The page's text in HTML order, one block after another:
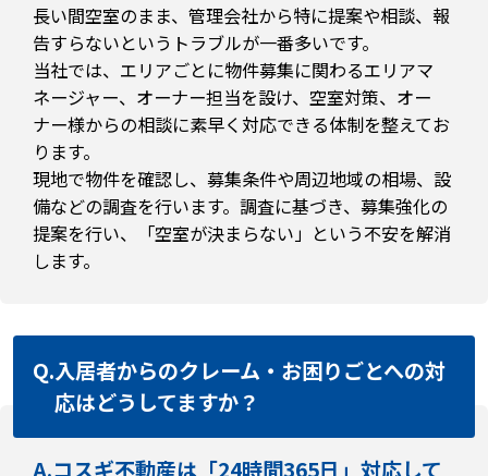
長い間空室のまま、管理会社から特に提案や相談、報
告すらないというトラブルが一番多いです。
当社では、エリアごとに物件募集に関わるエリアマ
ネージャー、オーナー担当を設け、空室対策、オー
ナー様からの相談に素早く対応できる体制を整えてお
ります。
現地で物件を確認し、募集条件や周辺地域の相場、設
備などの調査を行います。調査に基づき、募集強化の
提案を行い、「空室が決まらない」という不安を解消
します。
Q.入居者からのクレーム・お困りごとへの対
応はどうしてますか？
A.コスギ不動産は「24時間365日」対応して